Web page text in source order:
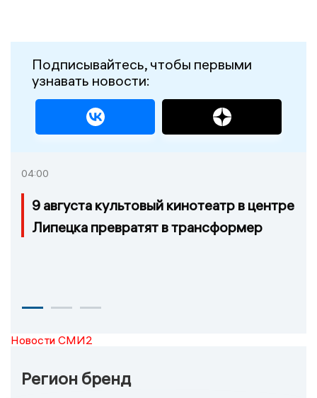
Подписывайтесь, чтобы первыми
узнавать новости:
04:00
9 августа культовый кинотеатр в центре
Липецка превратят в трансформер
Новости СМИ2
Регион бренд